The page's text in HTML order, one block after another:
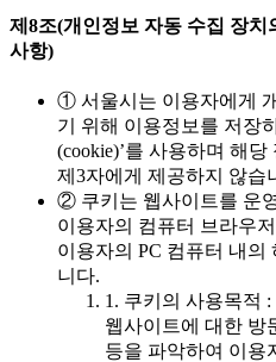
제8조(개인정보 자동 수집 장치
사항)
① 서울시는 이용자에게
기 위해 이용정보를 저장
(cookie)’를 사용하며 해
제3자에게 제공하지 않습
② 쿠키는 웹사이트를 운
이용자의 컴퓨터 브라우
이용자의 PC 컴퓨터 내
니다.
1. 쿠키의 사용목적
웹사이트에 대한 방
등을 파악하여 이용